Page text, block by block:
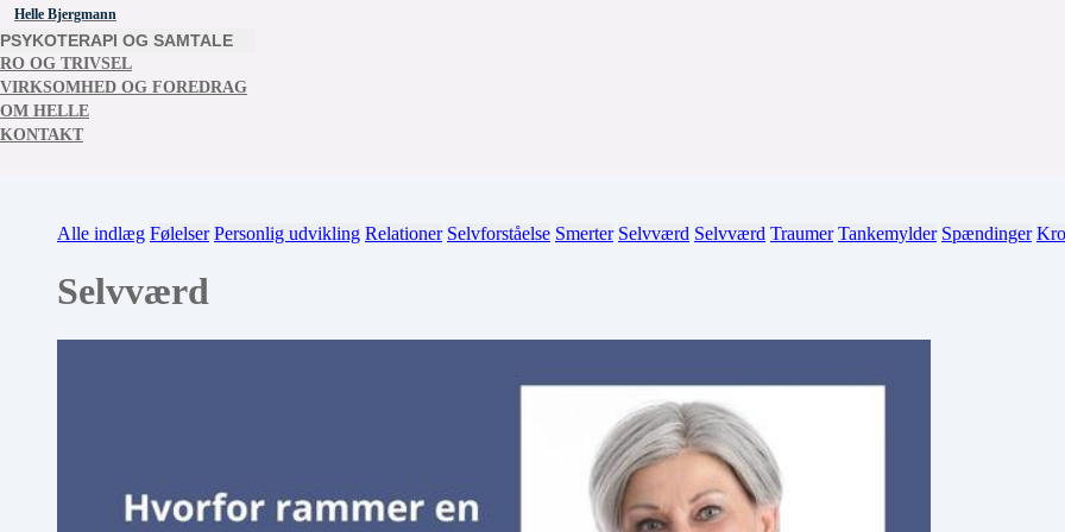
Helle Bjergmann
PSYKOTERAPI OG SAMTALE
RO OG TRIVSEL
VIRKSOMHED OG FOREDRAG
OM HELLE
KONTAKT
Alle indlæg Følelser Personlig udvikling Relationer Selvforståelse Smerter Selvværd Selvværd Traumer Tankemylder Spændinger
Selvværd